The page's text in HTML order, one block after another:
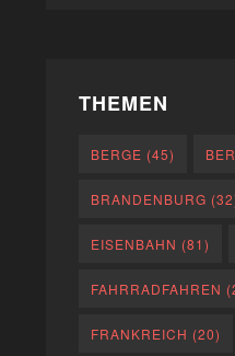
THEMEN
BERGE (45)
BRANDENBURG
EISENBAHN (81)
FAHRRADFAHREN
FRANKREICH (20)